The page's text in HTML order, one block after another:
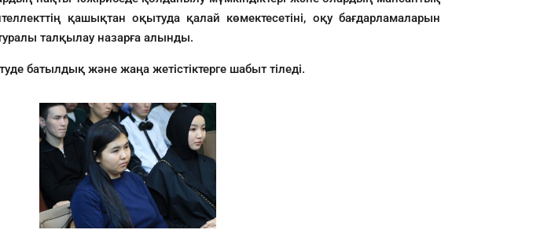
қашықтан оқытуда қалай көмектесетіні, оқу бағдарламаларын
талқылау назарға алынды.
батылдық және жаңа жетістіктерге шабыт тіледі.